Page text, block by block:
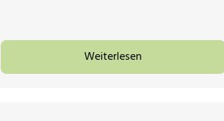
Weiterlesen